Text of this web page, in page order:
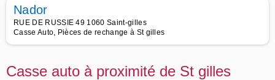
Nador
RUE DE RUSSIE 49 1060 Saint-gilles
Casse Auto, Pièces de rechange à St gilles
Casse auto à proximité de St gilles